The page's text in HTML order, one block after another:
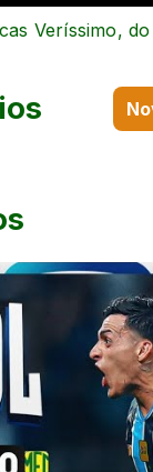
Veríssimo,